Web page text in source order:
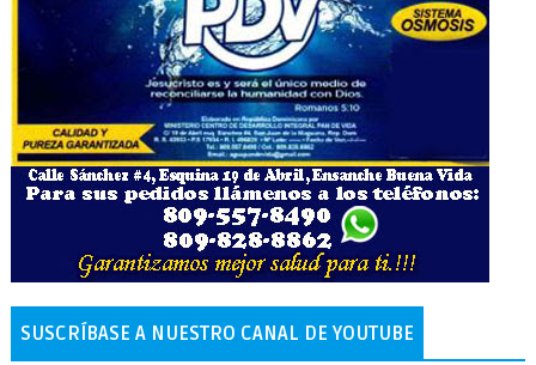
SUSCRÍBASE A NUESTRO CANAL DE YOUTUBE